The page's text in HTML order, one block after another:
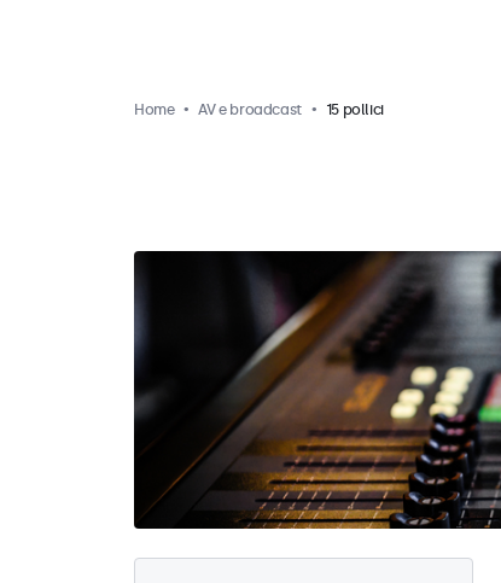
Home AV e broadcast 15 pollici